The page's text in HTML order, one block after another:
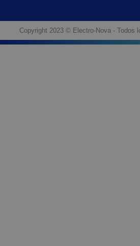
Copyright 2023 © Electro-Nova - Todos